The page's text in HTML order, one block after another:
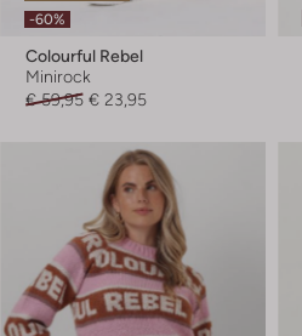
-60%
Colourful Rebel
Minirock
€ 59,95 € 23,95